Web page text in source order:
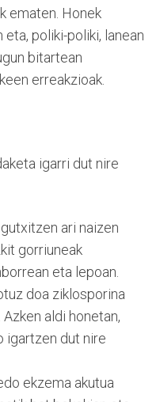
ematen. Honek
poliki-poliki, lanean
bitartean
erreakzioak.
igarri dut nire
ari naizen
gorriuneak
eta lepoan.
doa ziklosporina
aldi honetan,
igartzen dut nire
ekzema akutua